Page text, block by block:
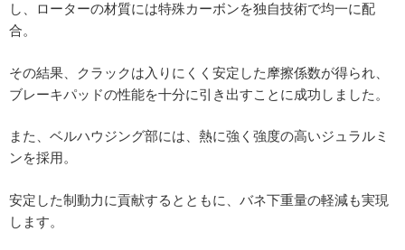
し、ローターの材質には特殊カーボンを独自技術で均一に配
合。
その結果、クラックは入りにくく安定した摩擦係数が得られ、
ブレーキパッドの性能を十分に引き出すことに成功しました。
また、ベルハウジング部には、熱に強く強度の高いジュラルミ
ンを採用。
安定した制動力に貢献するとともに、バネ下重量の軽減も実現
します。